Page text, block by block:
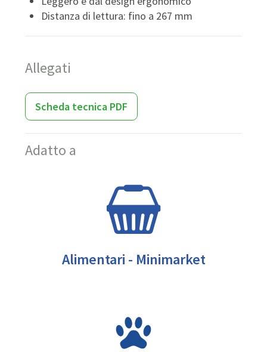
Distanza di lettura: fino a 267 mm
Allegati
Scheda tecnica PDF
Adatto a
Alimentari - Minimarket